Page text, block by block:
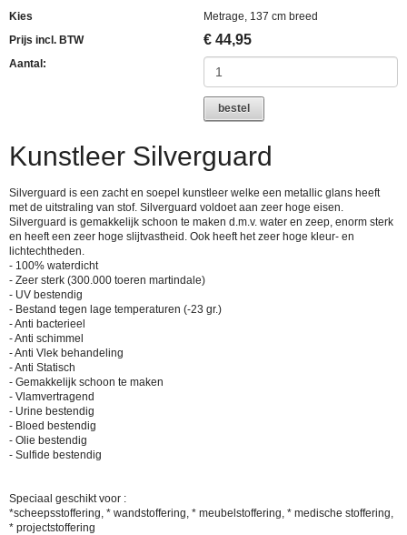
Kies
Metrage, 137 cm breed
Prijs incl. BTW
€ 44,95
Aantal:
bestel
Kunstleer Silverguard
Silverguard is een zacht en soepel kunstleer welke een metallic glans heeft
met de uitstraling van stof. Silverguard voldoet aan zeer hoge eisen.
Silverguard is gemakkelijk schoon te maken d.m.v. water en zeep, enorm sterk
en heeft een zeer hoge slijtvastheid. Ook heeft het zeer hoge kleur- en
lichtechtheden.
- 100% waterdicht
- Zeer sterk (300.000 toeren martindale)
- UV bestendig
- Bestand tegen lage temperaturen (-23 gr.)
- Anti bacterieel
- Anti schimmel
- Anti Vlek behandeling
- Anti Statisch
- Gemakkelijk schoon te maken
- Vlamvertragend
- Urine bestendig
- Bloed bestendig
- Olie bestendig
- Sulfide bestendig
Speciaal geschikt voor :
*scheepsstoffering, * wandstoffering, * meubelstoffering, * medische stoffering,
* projectstoffering